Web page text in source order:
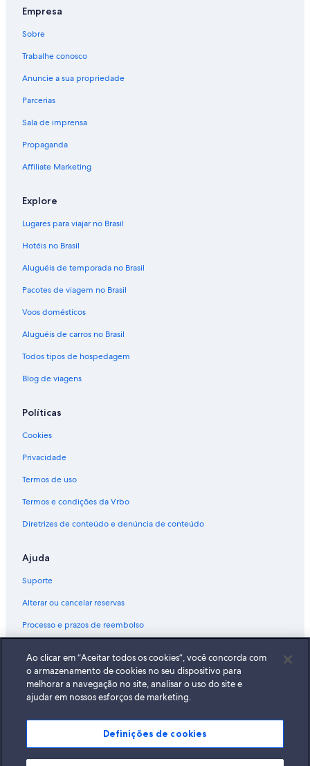
Empresa
Sobre
Trabalhe conosco
Anuncie a sua propriedade
Parcerias
Sala de imprensa
Propaganda
Affiliate Marketing
Explore
Lugares para viajar no Brasil
Hotéis no Brasil
Aluguéis de temporada no Brasil
Pacotes de viagem no Brasil
Voos domésticos
Aluguéis de carros no Brasil
Todos tipos de hospedagem
Blog de viagens
Políticas
Cookies
Privacidade
Termos de uso
Termos e condições da Vrbo
Diretrizes de conteúdo e denúncia de conteúdo
Ajuda
Suporte
Alterar ou cancelar reservas
Processo e prazos de reembolso
Documentos para viagens internacionais
A Expedia, Inc. não se responsabiliza pelo conteúdo dos sites externos.
© 2026 Expedia, Inc., uma empresa do Expedia Group. Todos os direitos
reservados Expedia e o logotipo da Expedia são marcas registradas da
Ao clicar em “Aceitar todos os cookies”, você concorda com
o armazenamento de cookies no seu dispositivo para
melhorar a navegação no site, analisar o uso do site e
ajudar em nossos esforços de marketing.
Definições de cookies